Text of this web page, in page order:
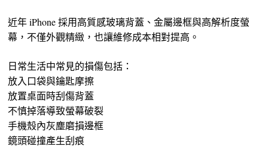
近年 iPhone 採用高質感玻璃背蓋、金屬邊框與高解析度螢
幕，不僅外觀精緻，也讓維修成本相對提高。
日常生活中常見的損傷包括：
放入口袋與鑰匙摩擦
放置桌面時刮傷背蓋
不慎掉落導致螢幕破裂
手機殼內灰塵磨損邊框
鏡頭碰撞產生刮痕